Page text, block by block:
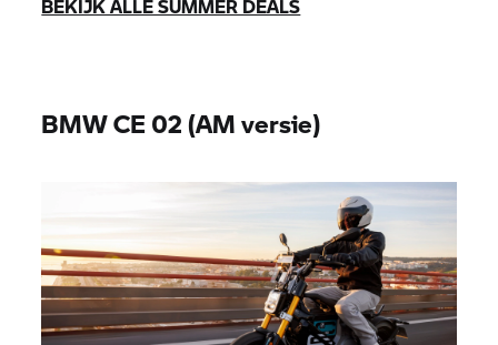
BEKIJK ALLE SUMMER DEALS
BMWCE 02(AM versie)